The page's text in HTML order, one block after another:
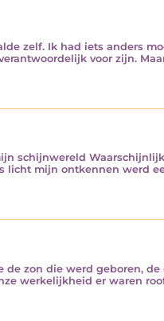
zelf. Ik had iets anders
voor zijn.
schijnwereld
licht mijn ontkennen werd
zon die werd geboren,
werkelijkheid er waren